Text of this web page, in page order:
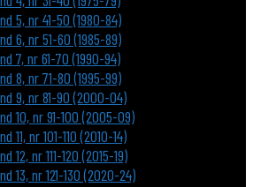
5, nr 41-50 (1980-84)
6, nr 51-60 (1985-89)
7, nr 61-70 (1990-94)
8, nr 71-80 (1995-99)
9, nr 81-90 (2000-04)
10, nr 91-100 (2005-09)
11, nr 101-110 (2010-14)
12, nr 111-120 (2015-19)
13, nr 121-130 (2020-24)